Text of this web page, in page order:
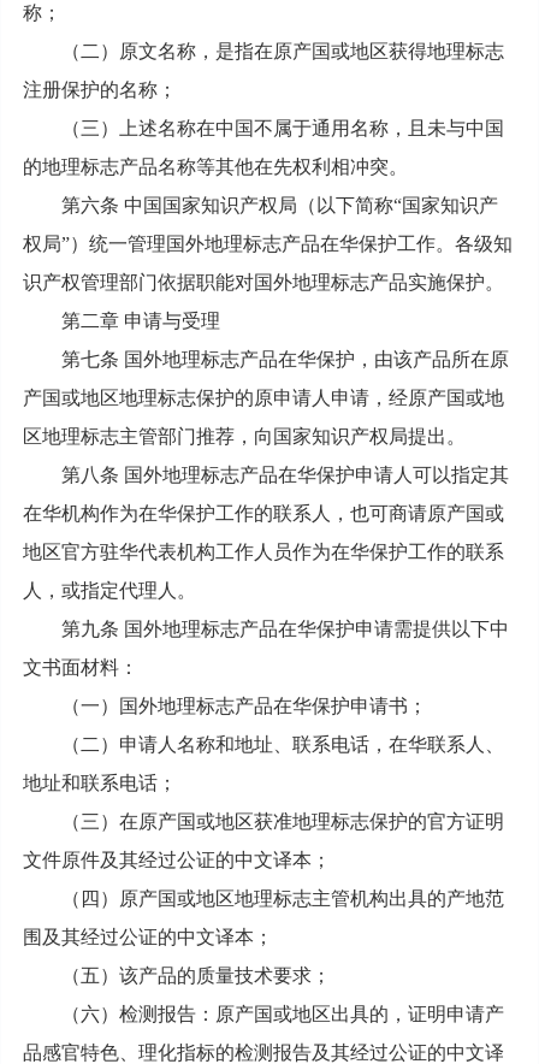
称；
（二）原文名称，是指在原产国或地区获得地理标志
注册保护的名称；
（三）上述名称在中国不属于通用名称，且未与中国
的地理标志产品名称等其他在先权利相冲突。
第六条 中国国家知识产权局（以下简称“国家知识产
权局”）统一管理国外地理标志产品在华保护工作。各级知
识产权管理部门依据职能对国外地理标志产品实施保护。
第二章 申请与受理
第七条 国外地理标志产品在华保护，由该产品所在原
产国或地区地理标志保护的原申请人申请，经原产国或地
区地理标志主管部门推荐，向国家知识产权局提出。
第八条 国外地理标志产品在华保护申请人可以指定其
在华机构作为在华保护工作的联系人，也可商请原产国或
地区官方驻华代表机构工作人员作为在华保护工作的联系
人，或指定代理人。
第九条 国外地理标志产品在华保护申请需提供以下中
文书面材料：
（一）国外地理标志产品在华保护申请书；
（二）申请人名称和地址、联系电话，在华联系人、
地址和联系电话；
（三）在原产国或地区获准地理标志保护的官方证明
文件原件及其经过公证的中文译本；
（四）原产国或地区地理标志主管机构出具的产地范
围及其经过公证的中文译本；
（五）该产品的质量技术要求；
（六）检测报告：原产国或地区出具的，证明申请产
品感官特色、理化指标的检测报告及其经过公证的中文译